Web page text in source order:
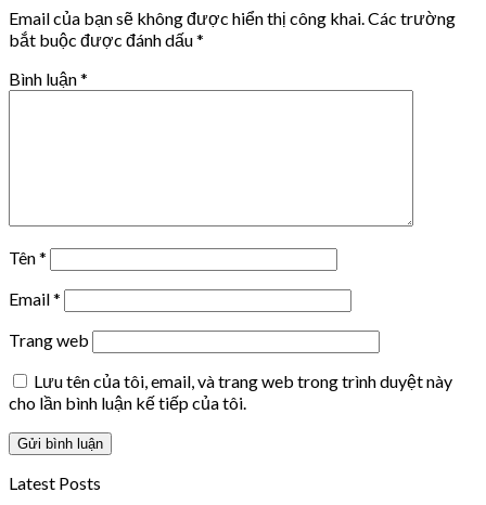
Email của bạn sẽ không được hiển thị công khai. Các trường
bắt buộc được đánh dấu*
Bình luận*
Tên*
Email*
Trang web
Lưu tên của tôi, email, và trang web trong trình duyệt này
cho lần bình luận kế tiếp của tôi.
Latest Posts